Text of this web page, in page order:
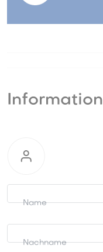
Informationen
anfordern
Name
Nachname